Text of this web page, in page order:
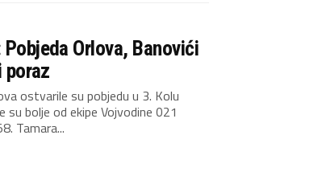
Orlova, Banovići
poraz
ostvarile su pobjedu u 3. Kolu
su bolje od ekipe Vojvodine 021
Tamara...